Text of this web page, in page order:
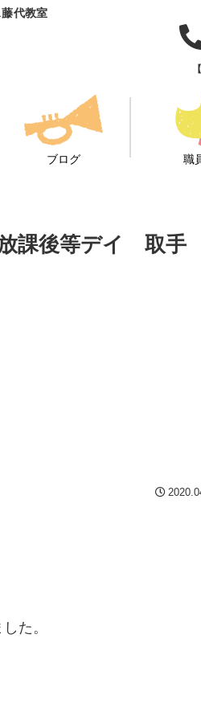
代教室
ブログ 職
課後等デイ 取手
た。